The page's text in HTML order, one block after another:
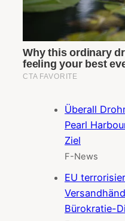
Überall
Pearl
Ziel
F-News
EU
Bürokratie-